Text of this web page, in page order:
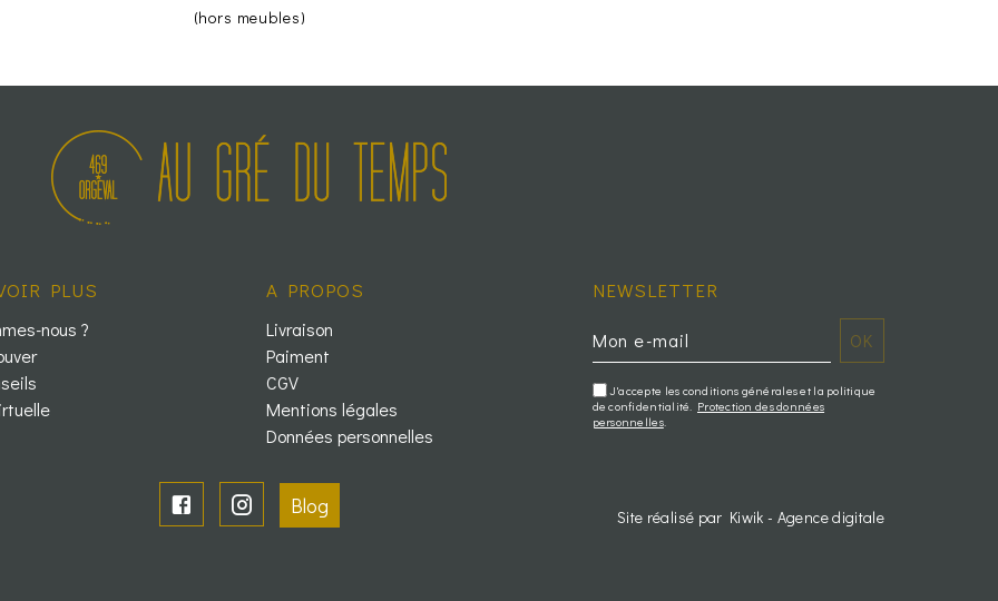
(hors meubles)
PLUS
nous ?
A PROPOS
Livraison
Paiment
CGV
Mentions légales
Données personnelles
NEWSLETTER
J'accepte les conditions générales et la politique
de confidentialité. Protection des données
personnelles.
Blog Site réalisé par Kiwik - Agence digitale